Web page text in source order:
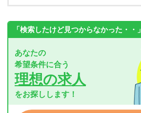
「検索したけど見つからなかった・・」
あなたの
希望条件に合う
理想の求人
をお探しします！